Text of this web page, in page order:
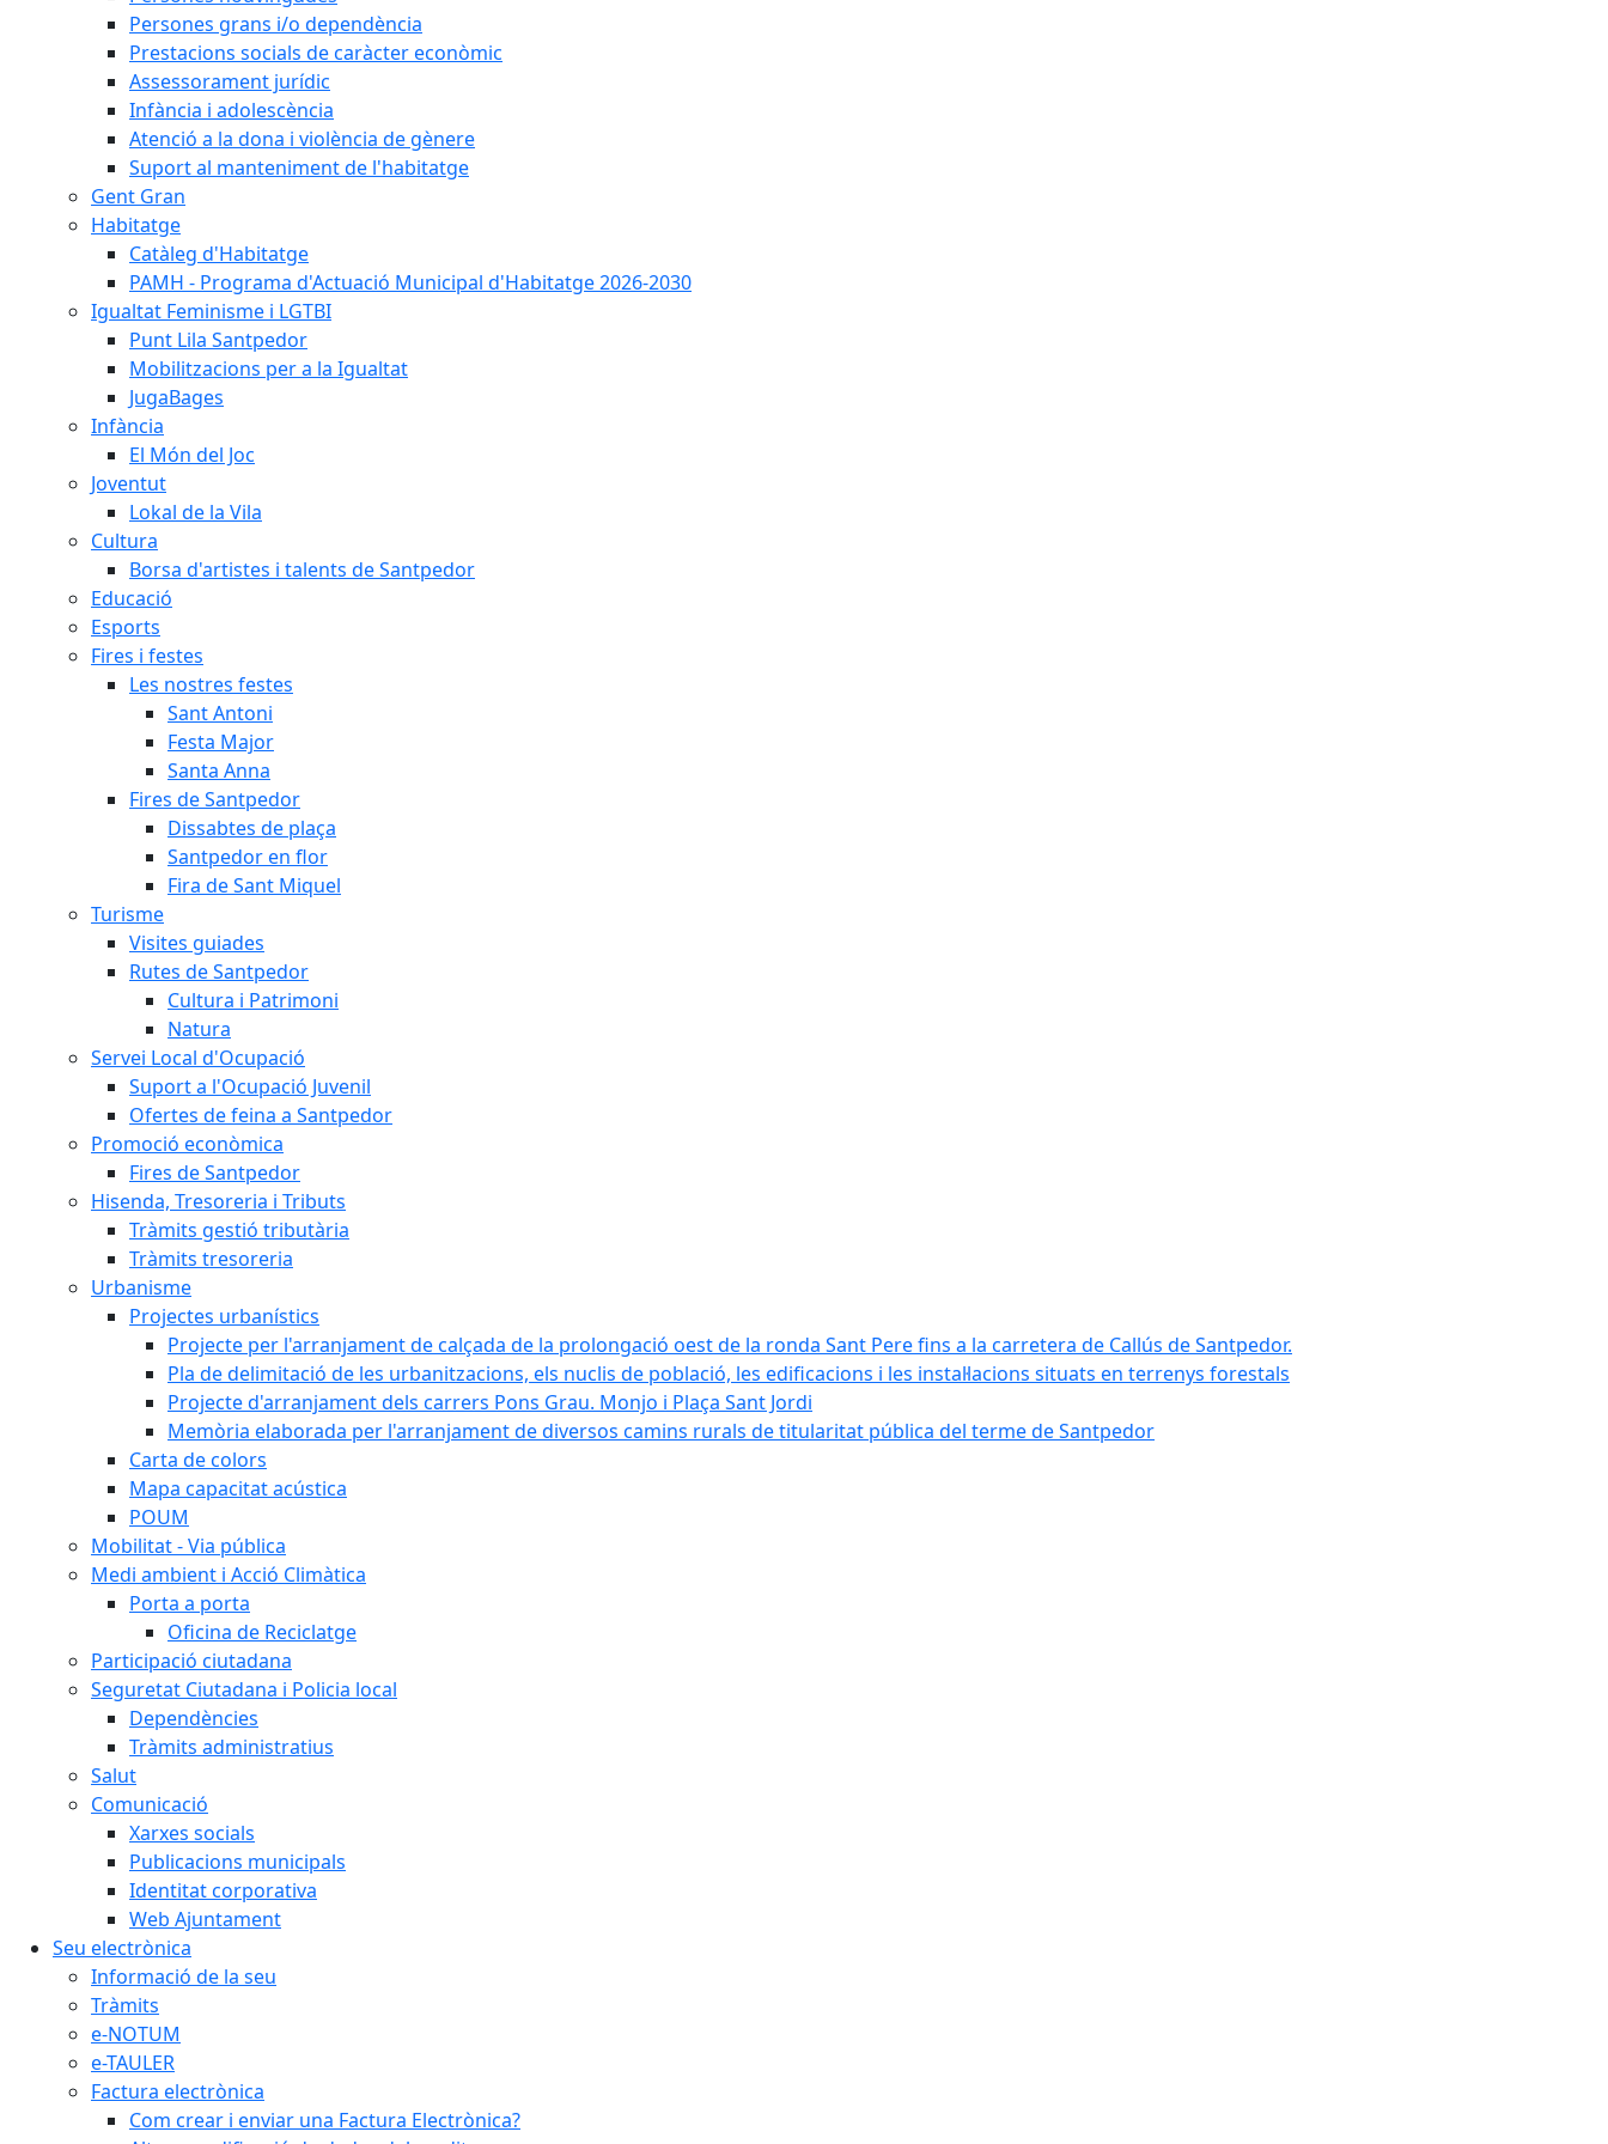
Persones grans i/o dependència
Prestacions socials de caràcter econòmic
Assessorament jurídic
Infància i adolescència
Atenció a la dona i violència de gènere
Suport al manteniment de l'habitatge
Gent Gran
Habitatge
Catàleg d'Habitatge
PAMH - Programa d'Actuació Municipal d'Habitatge 2026-2030
Igualtat Feminisme i LGTBI
Punt Lila Santpedor
Mobilitzacions per a la Igualtat
JugaBages
Infància
El Món del Joc
Joventut
Lokal de la Vila
Cultura
Borsa d'artistes i talents de Santpedor
Educació
Esports
Fires i festes
Les nostres festes
Sant Antoni
Festa Major
Santa Anna
Fires de Santpedor
Dissabtes de plaça
Santpedor en flor
Fira de Sant Miquel
Turisme
Visites guiades
Rutes de Santpedor
Cultura i Patrimoni
Natura
Servei Local d'Ocupació
Suport a l'Ocupació Juvenil
Ofertes de feina a Santpedor
Promoció econòmica
Fires de Santpedor
Hisenda, Tresoreria i Tributs
Tràmits gestió tributària
Tràmits tresoreria
Urbanisme
Projectes urbanístics
Projecte per l'arranjament de calçada de la prolongació oest de la ronda Sant Pere fins a la carretera de Callús de Santpedor.
Pla de delimitació de les urbanitzacions, els nuclis de població, les edificacions i les instal·lacions situats en terrenys forestals
Projecte d'arranjament dels carrers Pons Grau. Monjo i Plaça Sant Jordi
Memòria elaborada per l'arranjament de diversos camins rurals de titularitat pública del terme de Santpedor
Carta de colors
Mapa capacitat acústica
POUM
Mobilitat - Via pública
Medi ambient i Acció Climàtica
Porta a porta
Oficina de Reciclatge
Participació ciutadana
Seguretat Ciutadana i Policia local
Dependències
Tràmits administratius
Salut
Comunicació
Xarxes socials
Publicacions municipals
Identitat corporativa
Web Ajuntament
Seu electrònica
Informació de la seu
Tràmits
e-NOTUM
e-TAULER
Factura electrònica
Com crear i enviar una Factura Electrònica?